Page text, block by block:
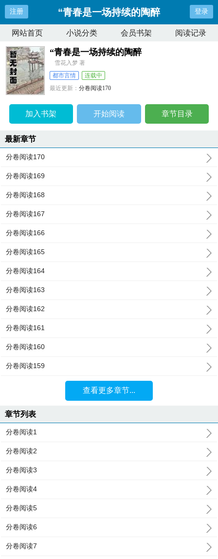
注册 “青春是一场持续的陶醉 登录
网站首页 小说分类 会员书架 阅读记录
“青春是一场持续的陶醉
雪花入梦 著
都市言情
连载中
最近更新：分卷阅读170
加入书架 开始阅读 章节目录
最新章节
分卷阅读170
分卷阅读169
分卷阅读168
分卷阅读167
分卷阅读166
分卷阅读165
分卷阅读164
分卷阅读163
分卷阅读162
分卷阅读161
分卷阅读160
分卷阅读159
查看更多章节...
章节列表
分卷阅读1
分卷阅读2
分卷阅读3
分卷阅读4
分卷阅读5
分卷阅读6
分卷阅读7